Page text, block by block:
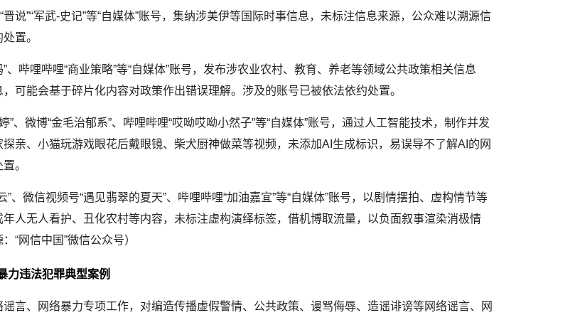
说”“军武-史记”等“自媒体”账号，集纳涉美伊等国际时事信息，未标注信息来源，公众难以溯源信
置。
哔哩哔哩“商业策略”等“自媒体”账号，发布涉农业农村、教育、养老等领域公共政策相关信息
可能会基于碎片化内容对政策作出错误理解。涉及的账号已被依法依约处置。
、微博“金毛治郁系”、哔哩哔哩“哎呦哎呦小然子”等“自媒体”账号，通过人工智能技术，制作并发
亲、小猫玩游戏眼花后戴眼镜、柴犬厨神做菜等视频，未添加AI生成标识，易误导不了解AI的网
。
微信视频号“遇见翡翠的夏天”、哔哩哔哩“加油嘉宜”等“自媒体”账号，以剧情摆拍、虚构情节等
人无人看护、丑化农村等内容，未标注虚构演绎标签，借机博取流量，以负面叙事渲染消极情
“网信中国”微信公众号）
力违法犯罪典型案例
言、网络暴力专项工作，对编造传播虚假警情、公共政策、谩骂侮辱、造谣诽谤等网络谣言、网